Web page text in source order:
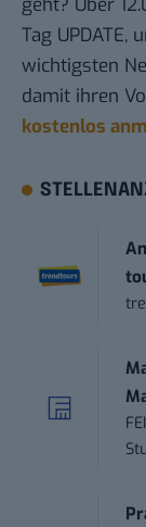
geht? Über
Tag UPDATE,
wichtigsten
damit ihren
kostenlos